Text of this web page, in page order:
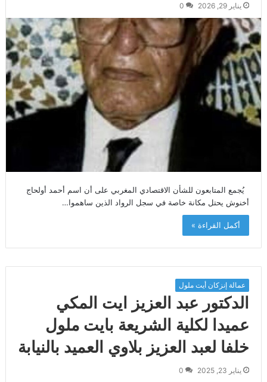
يناير 29, 2026 0
يُجمع المتابعون للشأن الاقتصادي المغربي على أن اسم أحمد أولحاج
أخنوش يحتل مكانة خاصة في سجل الرواد الذين ساهموا…
أكمل القراءة »
عمالة إنزكان أيت ملول
الدكتور عبد العزيز ايت المكي
عميدا لكلية الشريعة بايت ملول
خلفا لعبد العزيز بلاوي العميد بالنيابة
يناير 23, 2025 0